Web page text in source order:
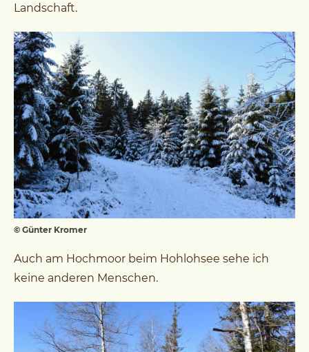
Landschaft.
© Günter Kromer
Auch am Hochmoor beim Hohlohsee sehe ich
keine anderen Menschen.